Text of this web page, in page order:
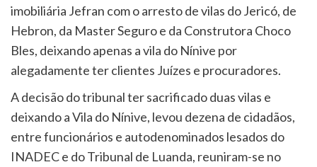
imobiliária Jefran com o arresto de vilas do Jericó, de
Hebron, da Master Seguro e da Construtora Choco
Bles, deixando apenas a vila do Nínive por
alegadamente ter clientes Juízes e procuradores.
A decisão do tribunal ter sacrificado duas vilas e
deixando a Vila do Nínive, levou dezena de cidadãos,
entre funcionários e autodenominados lesados do
INADEC e do Tribunal de Luanda, reuniram-se no